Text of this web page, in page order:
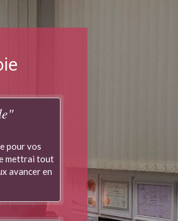
pour vos
mettrai tout
avancer en